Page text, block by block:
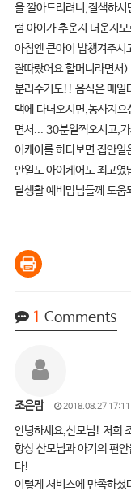
을 깔아드리려니,질색하시
럼 아이가 추운지 더운지
아침엔 큰아이 밥챙겨주
잘따랐어요 할머니라면서
분리수거도!! 음식은 매일
댁에 다녀오시면,농사지
면서... 30분일찍오시고,
이케어를 하다보면 집안일
안일도 아이케어도 최고였
달생활 예비맘님들께 도움
1 Comments
조은맘 2018.08.27 17:11
안녕하세요,산모님! 저희
항상 산모님과 아기의 편
다!
이렇게 서비스에 만족하